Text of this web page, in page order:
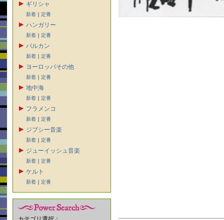
ギリシャ
新着 ｜ 定番
ハンガリー
新着 ｜ 定番
バルカン
新着 ｜ 定番
ヨーロッパその他
新着 ｜ 定番
地中海
新着 ｜ 定番
フラメンコ
新着 ｜ 定番
ジプシー音楽
新着 ｜ 定番
ジューイッシュ音楽
新着 ｜ 定番
ケルト
新着 ｜ 定番